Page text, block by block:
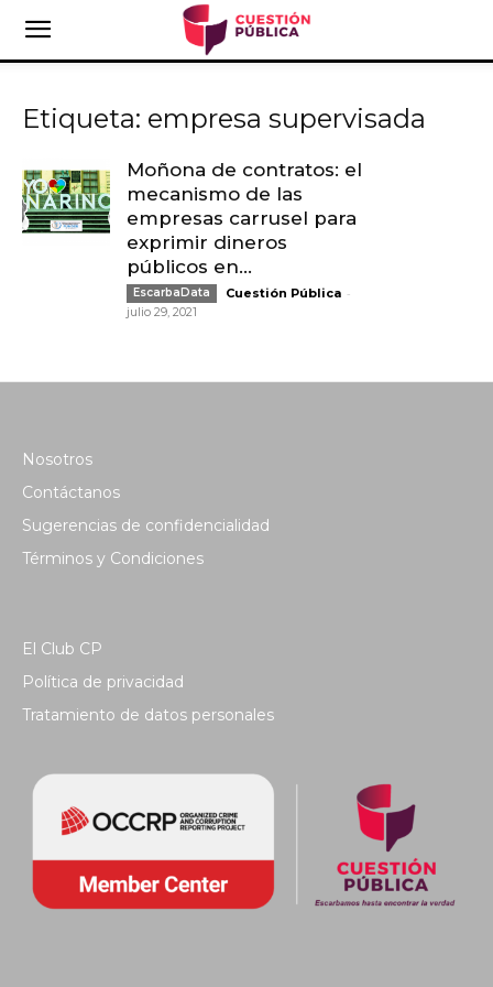
Etiqueta: empresa supervisada
Moñona de contratos: el
mecanismo de las
empresas carrusel para
exprimir dineros
públicos en...
EscarbaData Cuestión Pública -
julio 29, 2021
Nosotros
Contáctanos
Sugerencias de confidencialidad
Términos y Condiciones
El Club CP
Política de privacidad
Tratamiento de datos personales